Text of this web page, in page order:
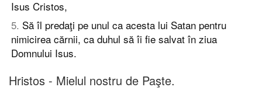
Isus Cristos,
5. Să îl predaţi pe unul ca acesta lui Satan pentru
nimicirea cărnii, ca duhul să îi fie salvat în ziua
Domnului Isus.
Hristos - Mielul nostru de Paşte.